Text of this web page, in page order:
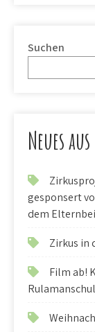
Suchen
Neues
gesponsert
dem
Zirkus in
Film ab!